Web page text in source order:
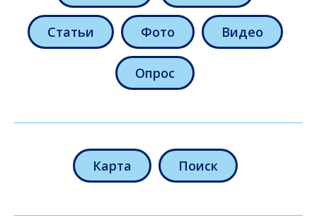
Статьи Фото Видео
Опрос
Карта Поиск